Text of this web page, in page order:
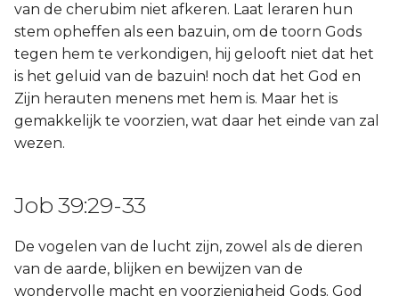
van de cherubim niet afkeren. Laat leraren hun
stem opheffen als een bazuin, om de toorn Gods
tegen hem te verkondigen, hij gelooft niet dat het
is het geluid van de bazuin! noch dat het God en
Zijn herauten menens met hem is. Maar het is
gemakkelijk te voorzien, wat daar het einde van zal
wezen.
Job 39:29-33
De vogelen van de lucht zijn, zowel als de dieren
van de aarde, blijken en bewijzen van de
wondervolle macht en voorzienigheid Gods. God